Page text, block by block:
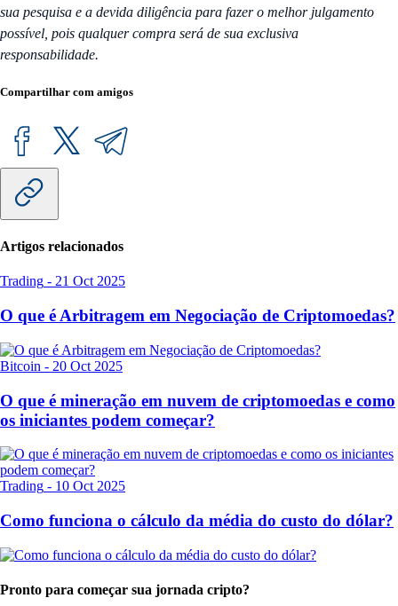
sua pesquisa e a devida diligência para fazer o melhor julgamento
possível, pois qualquer compra será de sua exclusiva
responsabilidade.
Compartilhar com amigos
Artigos relacionados
Trading - 21 Oct 2025
O que é Arbitragem em Negociação de Criptomoedas?
Bitcoin - 20 Oct 2025
O que é mineração em nuvem de criptomoedas e como
os iniciantes podem começar?
Trading - 10 Oct 2025
Como funciona o cálculo da média do custo do dólar?
Pronto para começar sua jornada cripto?